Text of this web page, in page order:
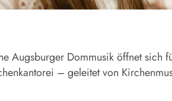
Augsburger Dommusik öffnet sich
– geleitet von